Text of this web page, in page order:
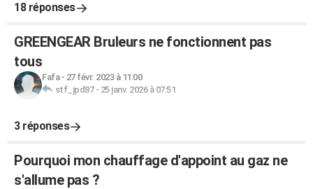
18 réponses
GREENGEAR Bruleurs ne fonctionnent pas
tous
Fafa- 27 févr. 2023 à 11:00
stf_jpd87- 25 janv. 2026 à 07:51
3 réponses
Pourquoi mon chauffage d'appoint au gaz ne
s'allume pas ?